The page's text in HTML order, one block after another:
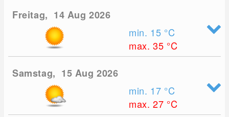
Freitag, 14 Aug 2026
min. 15 °C
max. 35 °C
Samstag, 15 Aug 2026
min. 17 °C
max. 27 °C